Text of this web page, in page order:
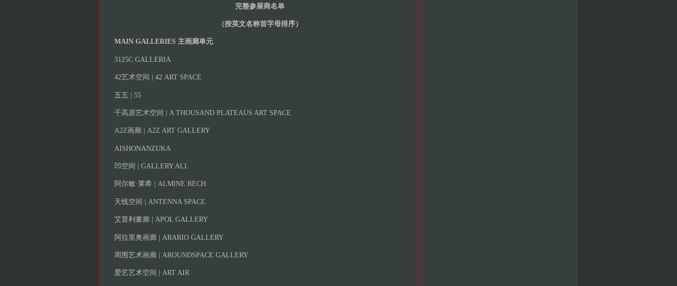
完整参展商名单
（按英文名称首字母排序）
MAIN GALLERIES 主画廊单元
3125C GALLERIA
42艺术空间 | 42 ART SPACE
五五 | 55
千高原艺术空间 | A THOUSAND PLATEAUS ART SPACE
A2Z画廊 | A2Z ART GALLERY
AISHONANZUKA
凹空间 | GALLERY ALL
阿尔敏·莱希 | ALMINE RECH
天线空间 | ANTENNA SPACE
艾普利畫廊 | APOL GALLERY
阿拉里奥画廊 | ARARIO GALLERY
周围艺术画廊 | AROUNDSPACE GALLERY
爱艺艺术空间 | ART AIR